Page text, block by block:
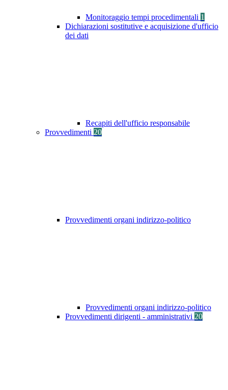
Monitoraggio tempi procedimentali 1
Dichiarazioni sostitutive e acquisizione d'ufficio
dei dati
Recapiti dell'ufficio responsabile
Provvedimenti 20
Provvedimenti organi indirizzo-politico
Provvedimenti organi indirizzo-politico
Provvedimenti dirigenti - amministrativi 20